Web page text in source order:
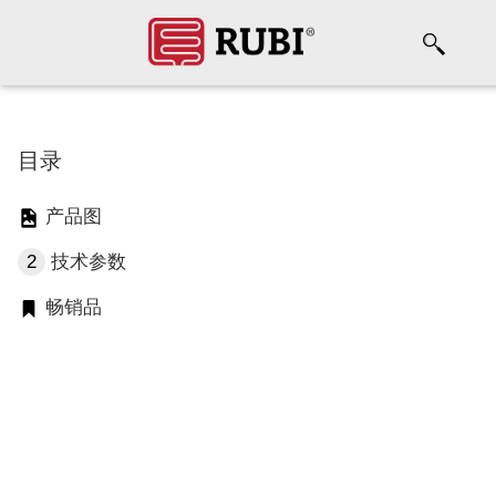
目录
产品图
2 技术参数
畅销品